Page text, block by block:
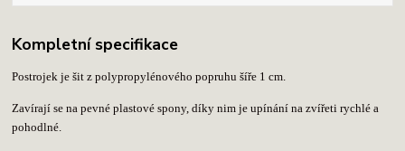
Kompletní specifikace
Postrojek je šit z polypropylénového popruhu šíře 1 cm.
Zavírají se na pevné plastové spony, díky nim je upínání na zvířeti rychlé a
pohodlné.